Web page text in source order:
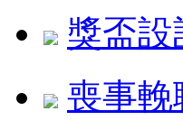
獎盃設
喪事輓